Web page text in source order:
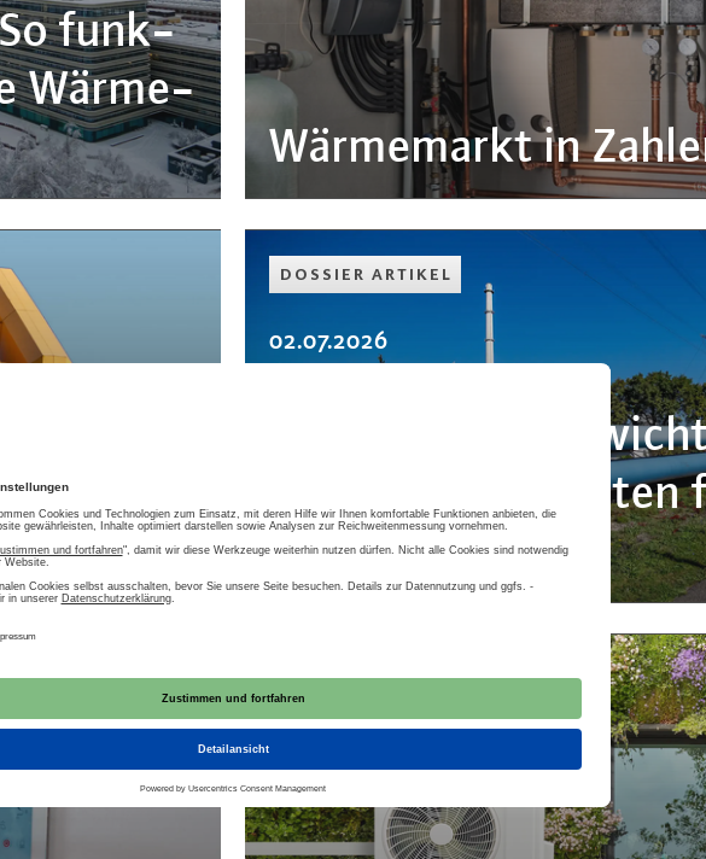
So funk­
Wär­me­
Wär­me­markt in
fi­
DOSSIER ARTIKEL
02.07.2026
Fernwärme: Die
Fragen &
cher
DOSSIER ARTIKEL